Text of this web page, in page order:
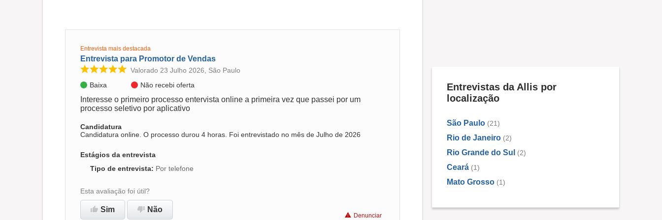
Entrevista mais destacada
Entrevista para Promotor de Vendas
Valorado 23 Julho 2026, São Paulo
Baixa
Não recebi oferta
Interesse o primeiro processo entervista online a primeira vez que passei por um
processo seletivo por aplicativo
Candidatura
Candidatura online. O processo durou 4 horas. Foi entrevistado no mês de Julho de 2026
Estágios da entrevista
Tipo de entrevista: Por telefone
Esta avaliação foi útil?
Sim Não
Denunciar
Entrevistas da Allis por
localização
São Paulo (21)
Rio de Janeiro (2)
Rio Grande do Sul (2)
Ceará (1)
Mato Grosso (1)